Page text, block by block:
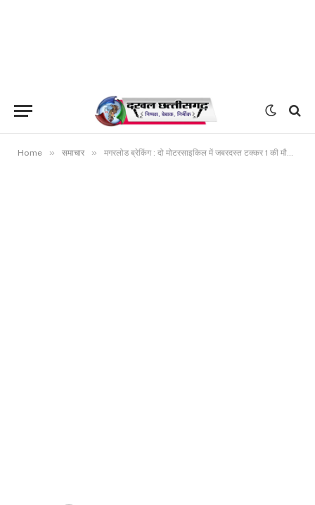
Home » समाचार » मगरलोड ब्रेकिंग : दो मोटरसाइकिल में जबरदस्त टक्कर 1 की मौत तीन की हालत चिंताजनक